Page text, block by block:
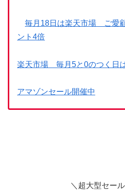
毎月18日は楽天市場 ご愛
ント4倍
楽天市場 毎月5と0のつく日
アマゾンセール開催中
＼超大型セー